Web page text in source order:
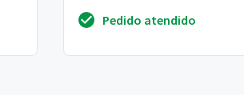
Pedido atendido